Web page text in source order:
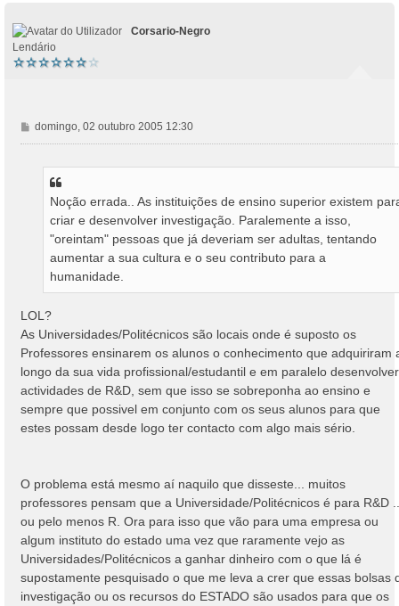
Corsario-Negro
Lendário
M
e
domingo, 02 outubro 2005 12:30
Noção errada.. As instituições de ensino superior existem
criar e desenvolver investigação. Paralemente a isso,
"oreintam" pessoas que já deveriam ser adultas, tentando
aumentar a sua cultura e o seu contributo para a
humanidade.
LOL?
As Universidades/Politécnicos são locais onde é suposto os
Professores ensinarem os alunos o conhecimento que adquiriram
longo da sua vida profissional/estudantil e em paralelo desenvolver
actividades de R&D, sem que isso se sobreponha ao ensino e
sempre que possivel em conjunto com os seus alunos para que
estes possam desde logo ter contacto com algo mais sério.
O problema está mesmo aí naquilo que disseste... muitos
professores pensam que a Universidade/Politécnicos é para R&D
ou pelo menos R. Ora para isso que vão para uma empresa ou
algum instituto do estado uma vez que raramente vejo as
Universidades/Politécnicos a ganhar dinheiro com o que lá é
supostamente pesquisado o que me leva a crer que essas bolsas
investigação ou os recursos do ESTADO são usados para que os